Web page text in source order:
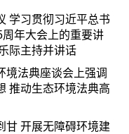
学习贯彻习近平总书
年大会上的重要讲
际主持并讲话
境法典座谈会上强调
推动生态环境法典高
甘 开展无障碍环境建